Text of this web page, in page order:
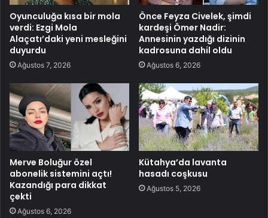
Oyunculuğa kısa bir mola
verdi: Ezgi Mola
Alaçatı’daki yeni mesleğini
duyurdu
Ağustos 7, 2026
Önce Feyza Civelek, şimdi
kardeşi Ömer Nadir:
Annesinin yazdığı dizinin
kadrosuna dahil oldu
Ağustos 6, 2026
Merve Boluğur özel
abonelik sistemini açtı!
Kazandığı para dikkat
çekti
Ağustos 6, 2026
Kütahya’da lavanta
hasadı coşkusu
Ağustos 5, 2026